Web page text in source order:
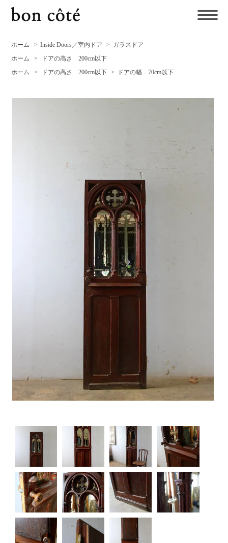
ホーム > Inside Doors／室内ドア > ガラスドア
ホーム
>
ドアの高さ 200cm以下
ホーム
> ドアの高さ 200cm以下 > ドアの幅 70cm以下